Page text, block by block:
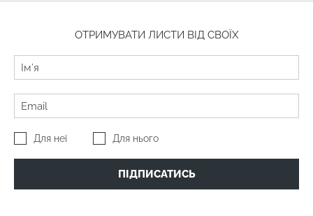
ОТРИМУВАТИ ЛИСТИ ВІД СВОЇХ
Для неї Для нього
ПІДПИСАТИСЬ